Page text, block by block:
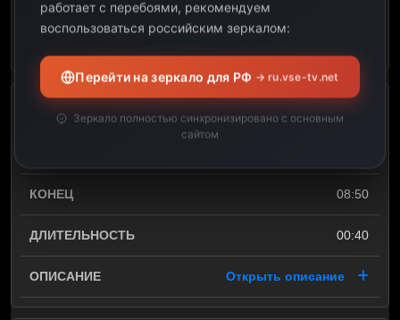
Открыть описание
08:50
00:40
Открыть описание
работает с перебоями, рекомендуем
воспользоваться российским зеркалом:
Перейти на зеркало для РФ → ru.vse-tv.net
Зеркало полностью синхронизировано с основным
сайтом